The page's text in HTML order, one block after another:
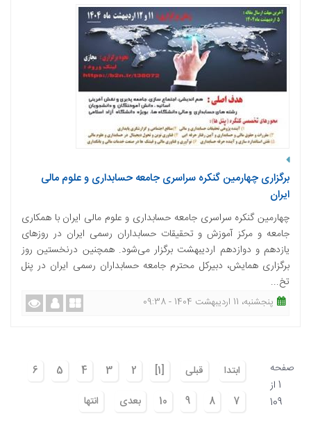
برگزاری چهارمین گنکره سراسری جامعه حسابداری و علوم مالی
ایران
چهارمین گنکره سراسری جامعه حسابداری و علوم مالی ایران با همکاری
جامعه و مرکز آموزش و تحقیقات حسابداران رسمی ایران در روزهای
یازدهم و دوازدهم اردیبهشت برگزار می‌شود. همچنین درنخستین روز
برگزاری همایش، دبیرکل محترم جامعه حسابداران رسمی ایران در پنل
تخ...
پنجشنبه، 11 اردیبهشت 1404 - 09:38
صفحه
1 از
109
ابتدا قبلی [1]
2
3
4
5
6
7
8
9
10 بعدی انتها